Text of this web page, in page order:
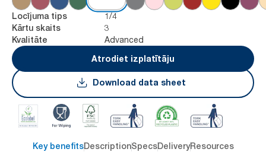
Locījuma tips 1/4
Kārtu skaits 3
Kvalitāte
Advanced
Atrodiet izplatītāju
Download data sheet
Key benefitsDescriptionSpecsDeliveryResources